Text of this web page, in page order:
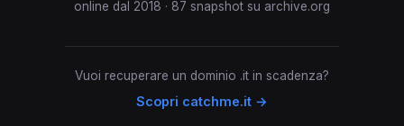
online dal 2018 · 87 snapshot su archive.org
Vuoi recuperare un dominio .it in scadenza?
Scopri catchme.it →